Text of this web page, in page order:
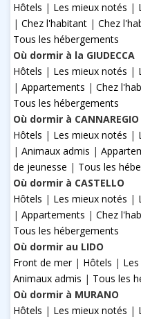
Hôtels | Les mieux notés |
| Chez l'habitant | Chez
Tous les hébergements
Où dormir à la GIUDECCA
Hôtels | Les mieux notés |
| Appartements | Chez
Tous les hébergements
Où dormir à CANNAREGIO
Hôtels | Les mieux notés |
| Animaux admis |
de jeunesse | Tous les
Où dormir à CASTELLO
Hôtels | Les mieux notés |
| Appartements | Chez
Tous les hébergements
Où dormir au LIDO
Front de mer| Hôtels |
Animaux admis | Tous les
Où dormir à MURANO
Hôtels | Les mieux notés |